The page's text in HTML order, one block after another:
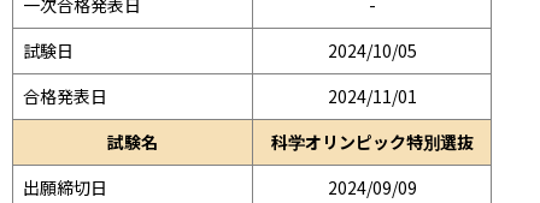
試験日
2024/10/05
合格発表日
2024/11/01
試験名
科学オリンピック特別選抜
出願締切日
2024/09/09